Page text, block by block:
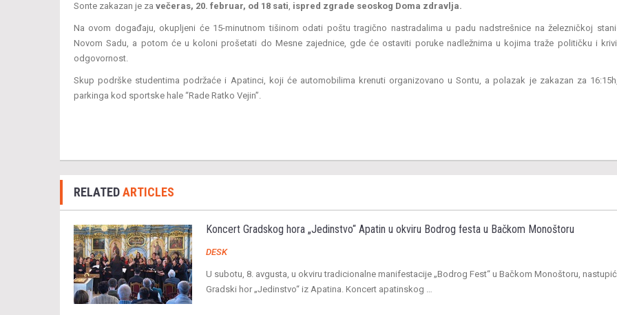
Sonte zakazan je za večeras, 20. februar, od 18 sati, ispred zgrade seoskog Doma zdravlja.
Na ovom događaju, okupljeni će 15-minutnom tišinom odati poštu tragično nastradalima u padu nadstrešnice na železničkoj
Novom Sadu, a potom će u koloni prošetati do Mesne zajednice, gde će ostaviti poruke nadležnima u kojima traže političku i
odgovornost.
Skup podrške studentima podržaće i Apatinci, koji će automobilima krenuti organizovano u Sontu, a polazak je zakazan za
parkinga kod sportske hale “Rade Ratko Vejin”.
RELATEDARTICLES
Koncert Gradskog hora „Jedinstvo“ Apatin u okviru Bodrog festa u Bačkom Monoštoru
DESK
U subotu, 8. avgusta, u okviru tradicionalne manifestacije „Bodrog Fest“ u Bačkom Monoštoru,
Gradski hor „Jedinstvo“ iz Apatina. Koncert apatinskog …